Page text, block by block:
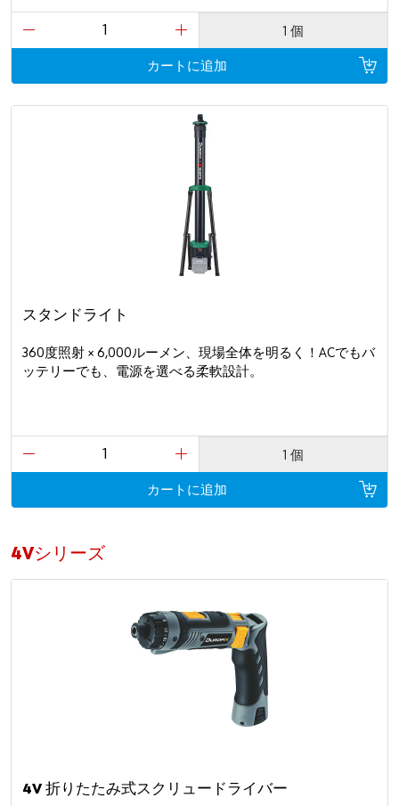
1 個
カートに追加
スタンドライト
360度照射 × 6,000ルーメン、現場全体を明るく！ACでもバ
ッテリーでも、電源を選べる柔軟設計。
1 個
カートに追加
4Vシリーズ
4V 折りたたみ式スクリュードライバー